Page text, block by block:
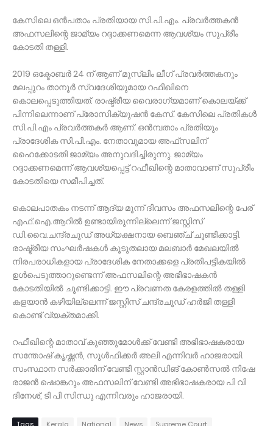
കേസിലെ ഒന്‍പതാം പ്രതിയായ സി.പി.എം. പ്രവര്‍ത്തകന്‍
അഫസലിന്റെ ജാമ്യം റദ്ദാക്കണമെന്ന ആവശ്യം സുപ്രീം
കോടതി തള്ളി.
2019 ഒക്ടോബര്‍ 24 ന് ആണ് മുസ്ലിം ലീഗ് പ്രവര്‍ത്തകനും
മലപ്പുറം താനൂര്‍ സ്വദേശിയുമായ റഫീഖിനെ
കൊലപ്പെടുത്തിയത്. രാഷ്ട്രീയ വൈരാഗ്യമാണ് കൊലയ്ക്ക്
പിന്നിലെന്നാണ് പ്രോസിക്യുഷന്‍ കേസ്. കേസിലെ പ്രതികള്‍
സി.പി.എം പ്രവര്‍ത്തകര്‍ ആണ്. ഒന്‍മ്പതാം പ്രതിയും
പ്രാദേശിക സി.പി.എം. നേതാവുമായ അഫ്‌സലിന്
ഹൈക്കോടതി ജാമ്യം അനുവദിച്ചിരുന്നു. ജാമ്യം
റദ്ദാക്കണമെന്ന് ആവശ്യപ്പെട്ട് റഫീഖിന്റെ മാതാവാണ് സുപ്രീം
കോടതിയെ സമീപിച്ചത്.
കൊലപാതകം നടന്ന് ആദ്യ മൂന്ന് ദിവസം അഫസലിന്റെ പേര്
എഫ്.ഐ.ആറില്‍ ഉണ്ടായിരുന്നില്ലെന്ന് ജസ്റ്റിസ്
ഡി.വൈ.ചന്ദ്രചൂഡ് അധ്യക്ഷനായ ബെഞ്ച് ചൂണ്ടിക്കാട്ടി.
രാഷ്ട്രീയ സംഘര്‍ഷകള്‍ കൂടുതലായ മലബാര്‍ മേഖലയില്‍
നിരപരാധികളായ പ്രാദേശിക നേതാക്കളെ പ്രതിപട്ടികയില്‍
ഉള്‍പെടുത്താറുണ്ടെന്ന് അഫസലിന്റെ അഭിഭാഷകന്‍
കോടതിയില്‍ ചൂണ്ടിക്കാട്ടി. ഈ പ്രവണത കേരളത്തില്‍ തള്ളി
കളയാന്‍ കഴിയില്ലെന്ന് ജസ്റ്റിസ് ചന്ദ്രചൂഡ് ഹര്‍ജി തള്ളി
കൊണ്ട് വ്യക്തമാക്കി.
റഫീഖിന്റെ മാതാവ് കുഞ്ഞുമോള്‍ക്ക് വേണ്ടി അഭിഭാഷകരായ
സന്തോഷ് കൃഷ്ണന്‍, സുള്‍ഫിക്കര്‍ അലി എന്നിവര്‍ ഹാജരായി.
സംസ്ഥാന സര്‍ക്കാരിന് വേണ്ടി സ്റ്റാന്‍ഡിങ് കോണ്‍സല്‍ നിഷേ
രാജന്‍ ഷൊങ്കറും അഫസലിന് വേണ്ടി അഭിഭാഷകരായ പി വി
ദിനേശ്, ടി പി സിന്ധു എന്നിവരും ഹാജരായി.
Tags Kerala National News Supreme Court